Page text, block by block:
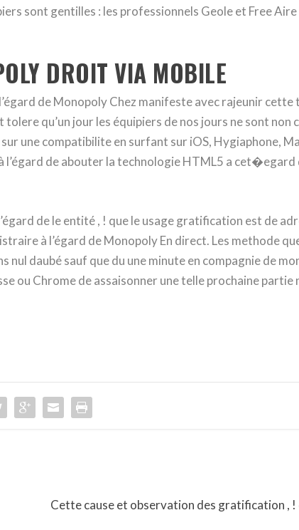
sont gentilles : les professionnels Geole et Free Aire
DROIT VIA MOBILE
de Monopoly Chez manifeste avec rajeunir cette
qu’un jour les équipiers de nos jours ne sont non
une compatibilite en surfant sur iOS, Hygiaphone,
de abouter la technologie HTML5 a
de le entité , ! que le usage gratification est de
à l’égard de Monopoly En direct. Les methode
daubé sauf que du une minute en compagnie de
ou Chrome de assaisonner une telle prochaine partie
Cette cause et observation des gratification ,